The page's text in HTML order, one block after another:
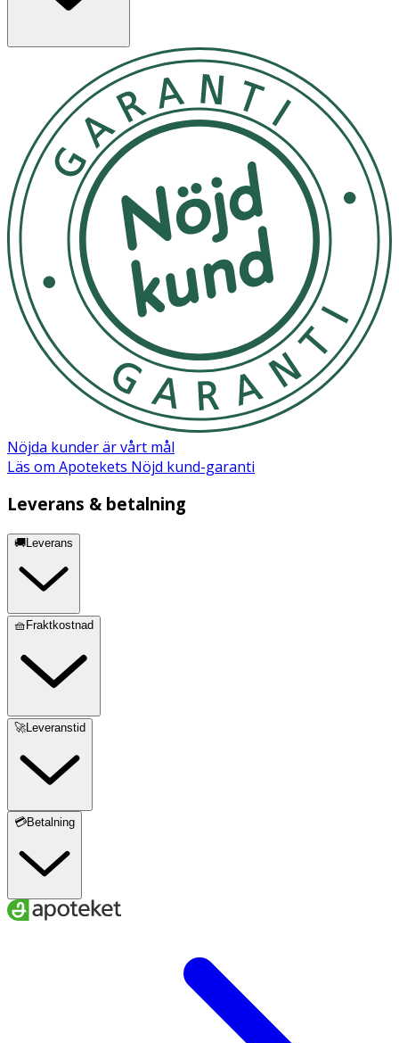
generellt sett tåliga, men stiften, krokarna och hängena
titanlåsens öglor något före användning, så sitter låsen
Tänk på att hantera dina hudvänliga smycken varsamt,
så håller de sig fina länge. Ta av dig dina smycken när du
duschar och undvik dessutom att få smink,
hårvårdsprodukter, sprit och andra kemikalier på
smyckena. Ta av och rengör dina smycken regelbundet
med tvål och vatten, så behåller de sin lyster. För
örhängen i medicinsk plast, innebär det dessutom att
låsen sitter bättre. Örhängen i medicinsk plast är
generellt sett tåliga, men stiften, krokarna och hängena
är mjuka och behöver hanteras varsamt. Tryck ihop
titanlåsens öglor något före användning, så sitter låsen
bättre.
OK för gravida och ammande:
Nöjda kunder är vårt mål
Läs om Apotekets Nöjd kund-garanti
Leverans & betalning
🚚Leverans
🧺Fraktkostnad
🚀Leveranstid
💳Betalning